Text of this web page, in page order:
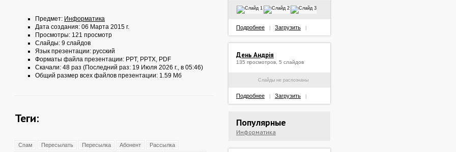
Предмет: Информатика
Дата создания: 06 Марта 2015 г.
Просмотры: 121 просмотр
Слайды: 9 слайдов
Язык презентации: русский
Форматы файла презентации: PPT, PPTX, PDF
Скачали: 48 раз (Последний раз: 19 Июля 2026 г., в 05:46)
Общий размер всех файлов презентации: 1.59 Мб
Теги:
Спам Пересылать Пересылка Абонент
Рассылка
Подробнее Загрузить
День Андрія
135 просмотров, 5 слайдов
Слайды не распознаны
Подробнее Загрузить
Популярные
Информатика